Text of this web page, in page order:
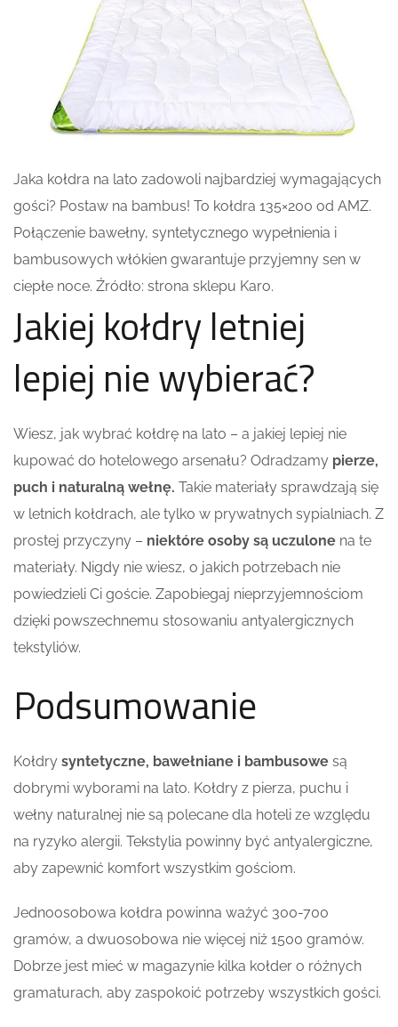
Jaka kołdra na lato zadowoli najbardziej wymagających
gości? Postaw na bambus! To kołdra 135×200 od AMZ.
Połączenie bawełny, syntetycznego wypełnienia i
bambusowych włókien gwarantuje przyjemny sen w
ciepłe noce. Źródło: strona sklepu Karo.
Jakiej kołdry letniej
lepiej nie wybierać?
Wiesz, jak wybrać kołdrę na lato – a jakiej lepiej nie
kupować do hotelowego arsenału? Odradzamy pierze,
puch i naturalną wełnę. Takie materiały sprawdzają się
w letnich kołdrach, ale tylko w prywatnych sypialniach. Z
prostej przyczyny – niektóre osoby są uczulone na te
materiały. Nigdy nie wiesz, o jakich potrzebach nie
powiedzieli Ci goście. Zapobiegaj nieprzyjemnościom
dzięki powszechnemu stosowaniu antyalergicznych
tekstyliów.
Podsumowanie
Kołdry syntetyczne, bawełniane i bambusowe są
dobrymi wyborami na lato. Kołdry z pierza, puchu i
wełny naturalnej nie są polecane dla hoteli ze względu
na ryzyko alergii. Tekstylia powinny być antyalergiczne,
aby zapewnić komfort wszystkim gościom.
Jednoosobowa kołdra powinna ważyć 300-700
gramów, a dwuosobowa nie więcej niż 1500 gramów.
Dobrze jest mieć w magazynie kilka kołder o różnych
gramaturach, aby zaspokoić potrzeby wszystkich gości.